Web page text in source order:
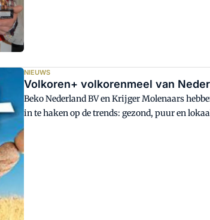
NIEUWS
Volkoren+ volkorenmeel van
Beko Nederland BV en Krijger Molenaars
in te haken op de trends: gezond, puur en